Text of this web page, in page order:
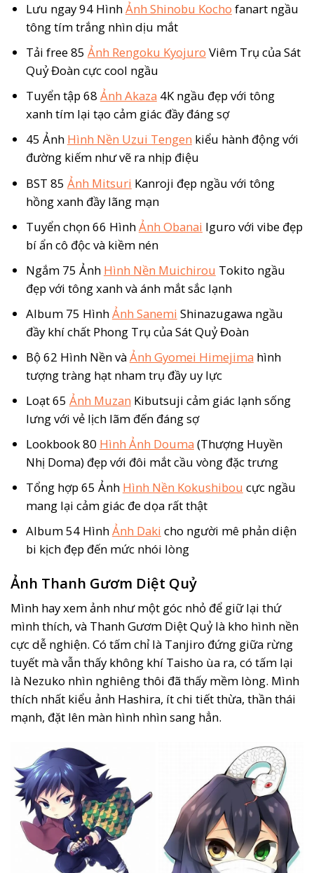
Lưu ngay 94 HìnhẢnh Shinobu Kocho fanart ngầu
tông tím trắng nhìn dịu mắt
Tải free 85 Ảnh Rengoku Kyojuro Viêm Trụ của Sát
Quỷ Đoàn cực cool ngầu
Tuyển tập 68 Ảnh Akaza 4K ngầu đẹp với tông
xanh tím lại tạo cảm giác đầy đáng sợ
45 Ảnh Hình Nền Uzui Tengen kiểu hành động với
đường kiếm như vẽ ra nhịp điệu
BST 85 Ảnh Mitsuri Kanroji đẹp ngầu với tông
hồng xanh đầy lãng mạn
Tuyển chọn 66 HìnhẢnh Obanai Iguro với vibe đẹp
bí ẩn cô độc và kiềm nén
Ngắm 75 Ảnh Hình Nền Muichirou Tokito ngầu
đẹp với tông xanh và ánh mắt sắc lạnh
Album 75 HìnhẢnh Sanemi Shinazugawa ngầu
đầy khí chất Phong Trụ của Sát Quỷ Đoàn
Bộ 62 Hình Nền vàẢnh Gyomei Himejima hình
tượng tràng hạt nham trụ đầy uy lực
Loạt 65 Ảnh Muzan Kibutsuji cảm giác lạnh sống
lưng với vẻ lịch lãm đến đáng sợ
Lookbook 80 Hình Ảnh Douma (Thượng Huyền
Nhị Doma) đẹp với đôi mắt cầu vòng đặc trưng
Tổng hợp 65 Ảnh Hình Nền Kokushibou cực ngầu
mang lại cảm giác đe dọa rất thật
Album 54 HìnhẢnh Daki cho người mê phản diện
bi kịch đẹp đến mức nhói lòng
Ảnh Thanh Gươm Diệt Quỷ
Mình hay xem ảnh như một góc nhỏ để giữ lại thứ
mình thích, và Thanh Gươm Diệt Quỷ là kho hình nền
cực dễ nghiện. Có tấm chỉ là Tanjiro đứng giữa rừng
tuyết mà vẫn thấy không khí Taisho ùa ra, có tấm lại
là Nezuko nhìn nghiêng thôi đã thấy mềm lòng. Mình
thích nhất kiểu ảnh Hashira, ít chi tiết thừa, thần thái
mạnh, đặt lên màn hình nhìn sang hẳn.